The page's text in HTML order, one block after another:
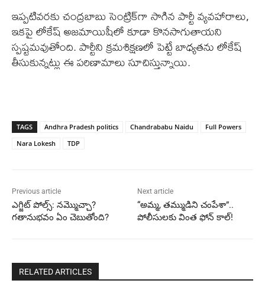
ఇప్పటివరకు చంద్రబాబు సెంట్రిక్‌గా సాగిన పార్టీ వ్యవహారాలు,
ఇకపై లోకేష్ అజమాయిషీలో కూడా కొనసాగుతాయని
స్పష్టమవుతోంది. పార్టీని క్రమశిక్షణలో పెట్టే బాధ్యతను లోకేష్
తీసుకున్నట్లు ఈ పరిణామాలు సూచిస్తున్నాయి.
TAGS Andhra Pradesh politics Chandrababu Naidu
Full Powers
Nara Lokesh
TDP
Previous article
ఎగ్జిట్ పోల్స్: నమ్మొచ్చా?
గతానుభవం ఏం చెబుతోంది?
Next article
“అమ్మ, తమ్ముడిని చంపేశా”..
పోలీసులకు వింత ఫోన్ కాల్!
RELATED ARTICLES